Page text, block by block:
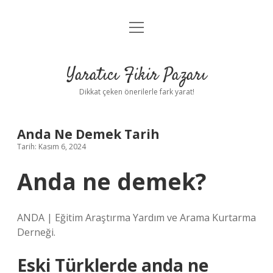
Anasayfa
Yasal Uyarı
menüyü
Yaratıcı Fikir Pazarı
Dikkat çeken önerilerle fark yarat!
Anda Ne Demek Tarih
Tarih: Kasım 6, 2024
Anda ne demek?
ANDA | Eğitim Araştırma Yardım ve Arama Kurtarma
Derneği.
Eski Türklerde anda ne